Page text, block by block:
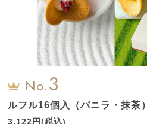
No.3
ルフル16個入（バニラ・抹茶）
3,122円(税込)